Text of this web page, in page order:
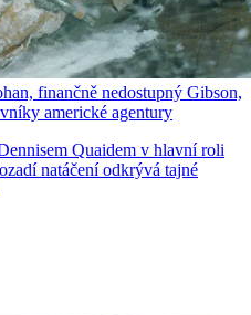
finančně nedostupný Gibson,
americké agentury
Quaidem v hlavní roli
natáčení odkrývá tajné